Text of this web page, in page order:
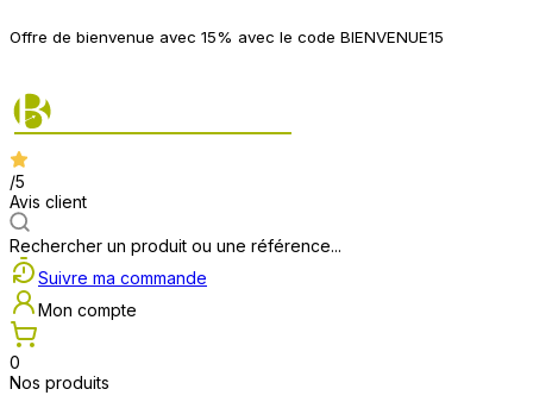
Offre de bienvenue avec 15% avec le code BIENVENUE15
/5
Avis client
Rechercher un produit ou une référence...
Suivre ma commande
Mon compte
0
Nos produits